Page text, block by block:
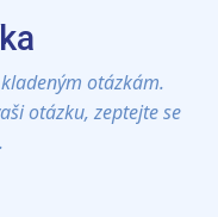
otázkám.
otázku, zeptejte se